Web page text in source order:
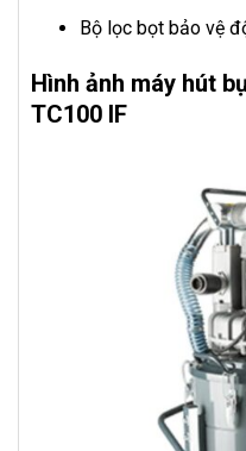
Bộ lọc bọt bảo vệ
Hình ảnh máy hút
TC100 IF